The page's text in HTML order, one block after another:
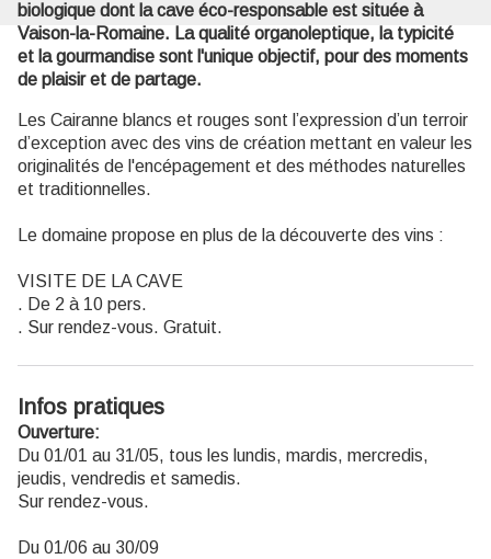
biologique dont la cave éco-responsable est située à
Vaison-la-Romaine. La qualité organoleptique, la typicité
et la gourmandise sont l'unique objectif, pour des moments
de plaisir et de partage.
Les Cairanne blancs et rouges sont l’expression d’un terroir
d’exception avec des vins de création mettant en valeur les
originalités de l'encépagement et des méthodes naturelles
et traditionnelles.
Le domaine propose en plus de la découverte des vins :
VISITE DE LA CAVE
. De 2 à 10 pers.
. Sur rendez-vous. Gratuit.
Infos pratiques
Ouverture:
Du 01/01 au 31/05, tous les lundis, mardis, mercredis,
jeudis, vendredis et samedis.
Sur rendez-vous.
Du 01/06 au 30/09